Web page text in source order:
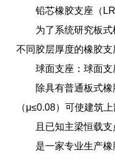
铅芯橡胶支座（
为了系统研究板
不同胶层厚度的橡胶
球面支座：球面
除具有普通板式
（μ≤0.08）可使建筑
且已知主梁恒载
是一家专业生产